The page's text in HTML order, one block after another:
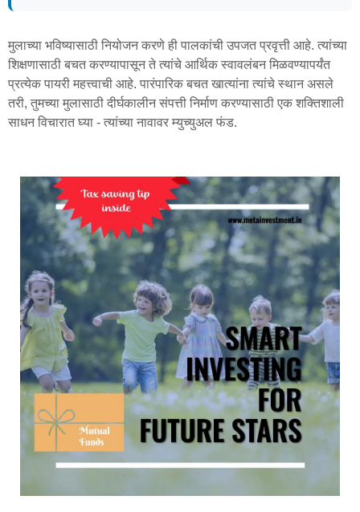
मुलाच्या भविष्यासाठी नियोजन करणे ही पालकांची उपजत प्रवृत्ती आहे. त्यांच्या
शिक्षणासाठी बचत करण्यापासून ते त्यांचे आर्थिक स्वावलंबन मिळवण्यापर्यंत
प्रत्येक पायरी महत्त्वाची आहे. पारंपारिक बचत खात्यांना त्यांचे स्थान असले
तरी, तुमच्या मुलासाठी दीर्घकालीन संपत्ती निर्माण करण्यासाठी एक शक्तिशाली
साधन विचारात घ्या - त्यांच्या नावावर म्युच्युअल फंड.